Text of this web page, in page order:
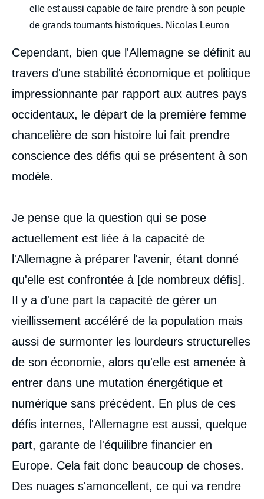
elle est aussi capable de faire prendre à son peuple
de grands tournants historiques. Nicolas Leuron
Cependant, bien que l'Allemagne se définit au
travers d'une stabilité économique et politique
impressionnante par rapport aux autres pays
occidentaux, le départ de la première femme
chancelière de son histoire lui fait prendre
conscience des défis qui se présentent à son
modèle.
Je pense que la question qui se pose
actuellement est liée à la capacité de
l'Allemagne à préparer l'avenir, étant donné
qu'elle est confrontée à [de nombreux défis].
Il y a d'une part la capacité de gérer un
vieillissement accéléré de la population mais
aussi de surmonter les lourdeurs structurelles
de son économie, alors qu'elle est amenée à
entrer dans une mutation énergétique et
numérique sans précédent. En plus de ces
défis internes, l'Allemagne est aussi, quelque
part, garante de l'équilibre financier en
Europe. Cela fait donc beaucoup de choses.
Des nuages s'amoncellent, ce qui va rendre